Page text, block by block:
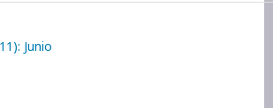
Junio